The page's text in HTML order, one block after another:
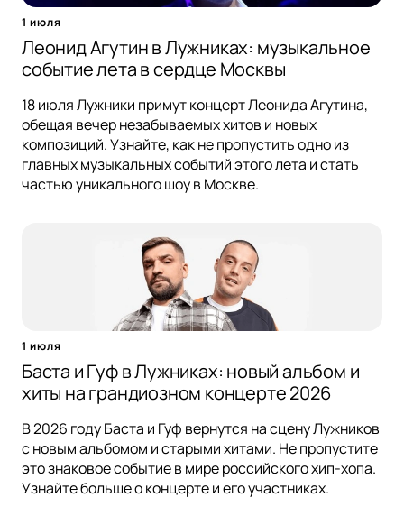
1 июля
Леонид Агутин в Лужниках: музыкальное
событие лета в сердце Москвы
18 июля Лужники примут концерт Леонида Агутина,
обещая вечер незабываемых хитов и новых
композиций. Узнайте, как не пропустить одно из
главных музыкальных событий этого лета и стать
частью уникального шоу в Москве.
1 июля
Баста и Гуф в Лужниках: новый альбом и
хиты на грандиозном концерте 2026
В 2026 году Баста и Гуф вернутся на сцену Лужников
с новым альбомом и старыми хитами. Не пропустите
это знаковое событие в мире российского хип-хопа.
Узнайте больше о концерте и его участниках.